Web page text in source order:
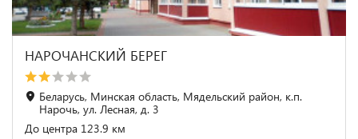
НАРОЧАНСКИЙ БЕРЕГ
Беларусь, Минская область, Мядельский район, к.п.
Нарочь, ул. Лесная, д. 3
До центра 123.9 км